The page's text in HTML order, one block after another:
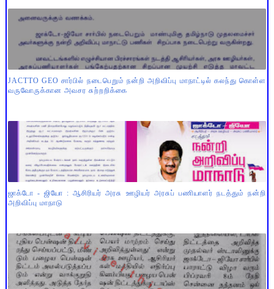
JACTTO GEO சார்பில் நடைபெறும் நன்றி அறிவிப்பு மாநாட்டில் கலந்து கொள்ள
வருவோருக்கான அவசர சுற்றறிக்கை
ஜாக்டோ - ஜியோ : ஆசிரியர் அரசு ஊழியர் அரசுப் பணியாளர் நடத்தும் நன்றி
அறிவிப்பு மாநாடு